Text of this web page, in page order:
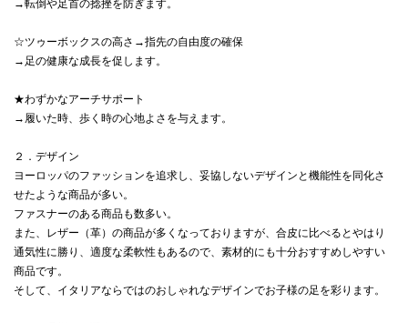
→転倒や足首の捻挫を防ぎます。
☆ツゥーボックスの高さ→指先の自由度の確保
→足の健康な成長を促します。
★わずかなアーチサポート
→履いた時、歩く時の心地よさを与えます。
２．デザイン
ヨーロッパのファッションを追求し、妥協しないデザインと機能性を同化さ
せたような商品が多い。
ファスナーのある商品も数多い。
また、レザー（革）の商品が多くなっておりますが、合皮に比べるとやはり
通気性に勝り、適度な柔軟性もあるので、素材的にも十分おすすめしやすい
商品です。
そして、イタリアならではのおしゃれなデザインでお子様の足を彩ります。